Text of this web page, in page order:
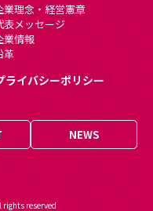
業理念・経営憲章
表メッセージ
業情報
革
ライバシーポリシー
NEWS
rights reserved